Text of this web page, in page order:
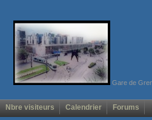
Gare de
Nbre visiteurs Calendrier Forums